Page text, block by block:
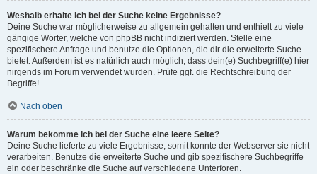
Weshalb erhalte ich bei der Suche keine Ergebnisse?
Deine Suche war möglicherweise zu allgemein gehalten und enthielt zu viele
gängige Wörter, welche von phpBB nicht indiziert werden. Stelle eine
spezifischere Anfrage und benutze die Optionen, die dir die erweiterte Suche
bietet. Außerdem ist es natürlich auch möglich, dass dein(e) Suchbegriff(e) hier
nirgends im Forum verwendet wurden. Prüfe ggf. die Rechtschreibung der
Begriffe!
Nach oben
Warum bekomme ich bei der Suche eine leere Seite?
Deine Suche lieferte zu viele Ergebnisse, somit konnte der Webserver sie nicht
verarbeiten. Benutze die erweiterte Suche und gib spezifischere Suchbegriffe
ein oder beschränke die Suche auf verschiedene Unterforen.